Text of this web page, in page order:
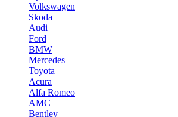
Volkswagen
Skoda
Audi
Ford
BMW
Mercedes
Toyota
Acura
Alfa Romeo
AMC
Bentley